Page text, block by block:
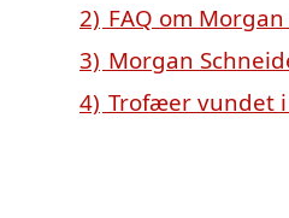
2) FAQ om
3) Morgan
4) Trofæer vundet